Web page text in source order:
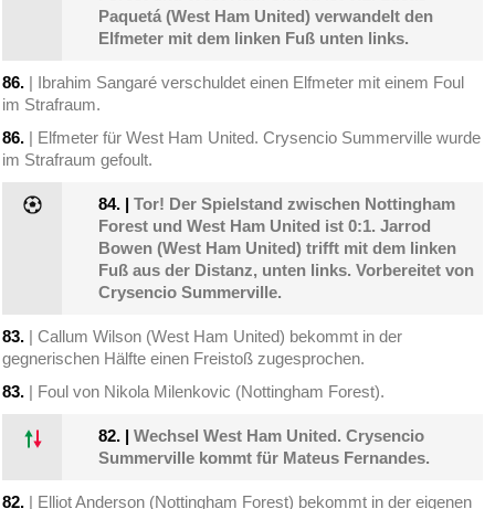
Paquetá (West Ham United) verwandelt den
Elfmeter mit dem linken Fuß unten links.
86. | Ibrahim Sangaré verschuldet einen Elfmeter mit einem Foul
im Strafraum.
86. | Elfmeter für West Ham United. Crysencio Summerville wurde
im Strafraum gefoult.
84. |Tor! Der Spielstand zwischen Nottingham
Forest und West Ham United ist 0:1. Jarrod
Bowen (West Ham United) trifft mit dem linken
Fuß aus der Distanz, unten links. Vorbereitet von
Crysencio Summerville.
83. | Callum Wilson (West Ham United) bekommt in der
gegnerischen Hälfte einen Freistoß zugesprochen.
83. | Foul von Nikola Milenkovic (Nottingham Forest).
82. |Wechsel West Ham United. Crysencio
Summerville kommt für Mateus Fernandes.
82. | Elliot Anderson (Nottingham Forest) bekommt in der eigenen